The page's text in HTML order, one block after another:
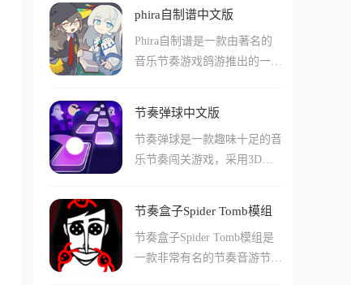
每关都有独立世界观和动画，
玩家们跟着节拍随便按也能
过，十分的休闲。游戏还支持
作闯关、双人对战都有，还带
和操作风格，还加入了很多全
新的内容和玩法！在这款游戏
中玩家们还能通过各种方式尝
的角色，或者挑战更高的音游
玩家们还能体验到不少其他的
玩法和内容，不如说特殊的蓝
phira自制谱中文版
Phira自制谱是一款由著名的
音乐节奏游戏鸽游推出的一款
条，需要玩家们自定义自己的
谱面，输入音乐后自己对谱面
的具体玩法来进行设置，并且
之中，玩家们可以利用这一点
己打自己谱面的快乐!如果其
他玩家玩到你的谱面之后，还
节奏弹球中文版
节奏弹球是一款趣味十足的音
乐节奏闯关游戏，采用3D画
为音乐游戏爱好者提供全新的
游戏体验。游戏的核心玩法是
通过指尖操控小球在砖块上跳
节奏盒子Spider Tomb模组
节奏盒子Spider Tomb模组是
一款非常有名的节奏音游节奏